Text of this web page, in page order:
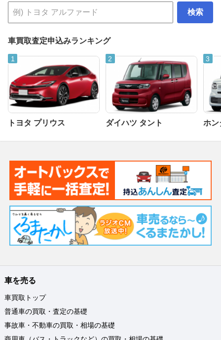
検索
車買取査定申込みランキング
トヨタ プリウス ダイハツ タント ホン
車を売る
車買取トップ
普通車の買取・査定の基礎
事故車・不動車の買取・相場の基礎